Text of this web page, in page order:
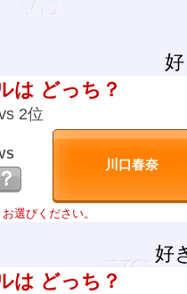
は どっち？
2位
？
選びください。
好
は どっち？